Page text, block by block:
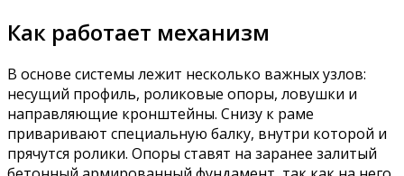
Как работает механизм
В основе системы лежит несколько важных узлов:
несущий профиль, роликовые опоры, ловушки и
направляющие кронштейны. Снизу к раме
приваривают специальную балку, внутри которой и
прячутся ролики. Опоры ставят на заранее залитый